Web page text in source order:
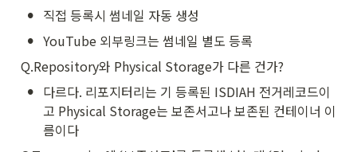
• 직접 등록시 썸네일 자동 생성
• YouTube 외부링크는 썸네일 별도 등록
Q.Repository와 Physical Storage가 다른 건가?
• 다르다. 리포지터리는 기 등록된 ISDIAH 전거레코드이
고 Physical Storage는 보존서고나 보존된 컨테이너 이
름이다